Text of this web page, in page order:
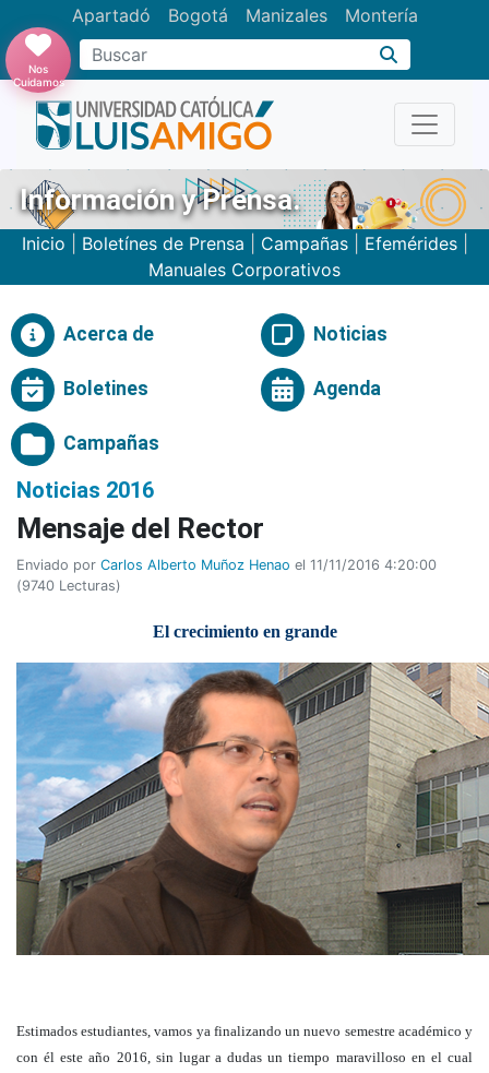
Apartadó Bogotá Manizales Montería
Buscar
Nos
Cuidamos
Información y Prensa.
Inicio Boletínes de Prensa Campañas| Efemérides|
Manuales Corporativos
Acerca de Noticias
Boletines Agenda
Campañas
Noticias 2016
Mensaje del Rector
Enviado por Carlos Alberto Muñoz Henao el 11/11/2016 4:20:00
(9740 Lecturas)
El crecimiento en grande
Estimados estudiantes, vamos ya finalizando un nuevo semestre académico y
con él este año 2016, sin lugar a dudas un tiempo maravilloso en el cual